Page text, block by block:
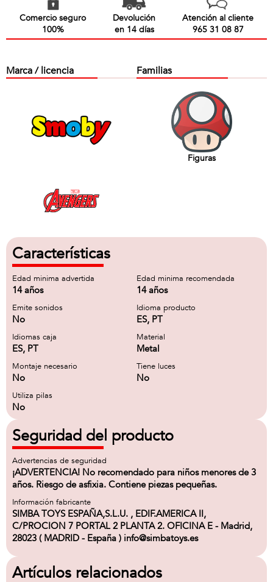
Comercio seguro
100%
Devolución
en 14 días
Atención al cliente
965 31 08 87
Marca / licencia Familias
Figuras
Características
Edad minima advertida
14 años
Edad minima recomendada
14 años
Emite sonidos
No
Idioma producto
ES, PT
Idiomas caja
ES, PT
Material
Metal
Montaje necesario
No
Tiene luces
No
Utiliza pilas
No
Seguridad del producto
Advertencias de seguridad
¡ADVERTENCIA! No recomendado para niños menores de 3
años. Riesgo de asfixia. Contiene piezas pequeñas.
Información fabricante
SIMBA TOYS ESPAÑA,S.L.U. , EDIF.AMERICA II,
C/PROCION 7 PORTAL 2 PLANTA 2. OFICINA E - Madrid,
28023 ( MADRID - España ) info@simbatoys.es
Artículos relacionados